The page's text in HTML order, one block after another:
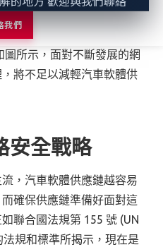
我們
受影響的汽車上路行駛時發
壞，這也是原始裝置製造
所示，面對不斷發展的網
將不足以減輕汽車軟體供
安全戰略
，汽車軟體供應鏈越容易
確保供應鏈準備好面對這
聯合國法規第 155 號 (UN
法規和標準所揭示，現在是